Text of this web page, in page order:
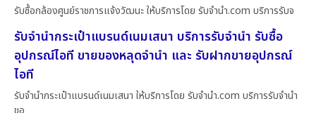
รับซื้อกล้องศูนย์ราชการแจ้งวัฒนะ ให้บริการโดย รับจํานํา.com บริการรับจ
รับจำนำกระเป๋าแบรนด์เนมเสนา บริการรับจำนำ รับซื้อ
อุปกรณ์ไอที ขายของหลุดจำนำ และ รับฝากขายอุปกรณ์
ไอที
รับจำนำกระเป๋าแบรนด์เนมเสนา ให้บริการโดย รับจํานํา.com บริการรับจำนำ